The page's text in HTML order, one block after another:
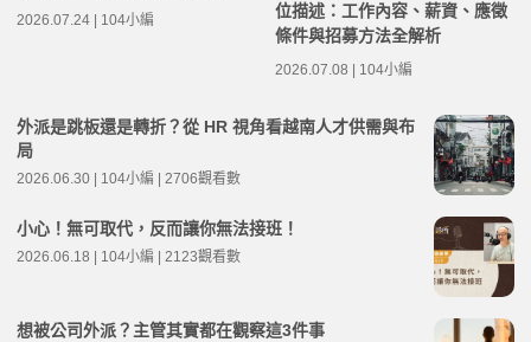
2026.07.24 | 104小編
位描述：工作內容、薪資、應徵
條件與招募方法全解析
2026.07.08 | 104小編
外派是跳板還是轉折？從 HR 視角看越南人才供需與布
局
2026.06.30 | 104小編 | 2706觀看數
小心！無可取代，反而讓你無法接班！
2026.06.18 | 104小編 | 2123觀看數
想被公司外派？主管其實都在觀察這3件事